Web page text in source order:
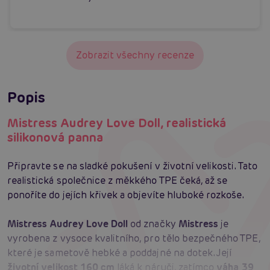
Zobrazit všechny recenze
Popis
Mistress Audrey Love Doll, realistická
silikonová panna
Připravte se na sladké pokušení v životní velikosti. Tato
realistická společnice z měkkého TPE čeká, až se
ponoříte do jejích křivek a objevíte hluboké rozkoše.
Mistress Audrey Love Doll od značky Mistress je
vyrobena z vysoce kvalitního, pro tělo bezpečného TPE,
které je sametově hebké a poddajné na dotek. Její
životní velikost 160 cm láká k náruči, zatímco váha 39